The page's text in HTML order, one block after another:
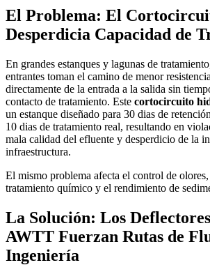
El Problema: El
Desperdicia Capacidad de
En grandes estanques y lagunas de
entrantes toman el camino de menor
directamente de la entrada a la salida sin
contacto de tratamiento. Este cortocircuito
un estanque diseñado para 30 dias de
10 dias de tratamiento real, resultando en
mala calidad del efluente y desperdicio de la
infraestructura.
El mismo problema afecta el control de
tratamiento químico y el rendimiento de
La Solución: Los
AWTT Fuerzan Rutas de
Ingeniería